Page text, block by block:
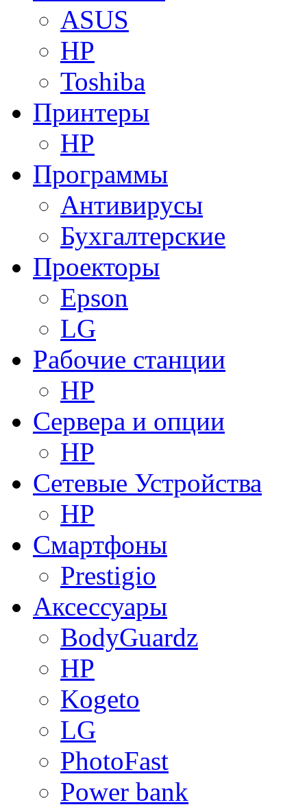
ASUS
HP
Toshiba
Принтеры
HP
Программы
Антивирусы
Бухгалтерские
Проекторы
Epson
LG
Рабочие станции
HP
Сервера и опции
HP
Сетевые Устройства
HP
Смартфоны
Prestigio
Аксессуары
BodyGuardz
HP
Kogeto
LG
PhotoFast
Power bank